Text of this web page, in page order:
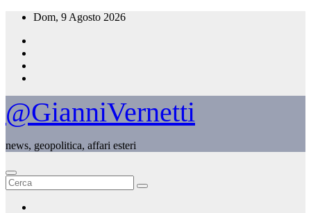
Salta
contenuto
Dom, 9 Agosto 2026
@GianniVernetti
news, geopolitica, affari esteri